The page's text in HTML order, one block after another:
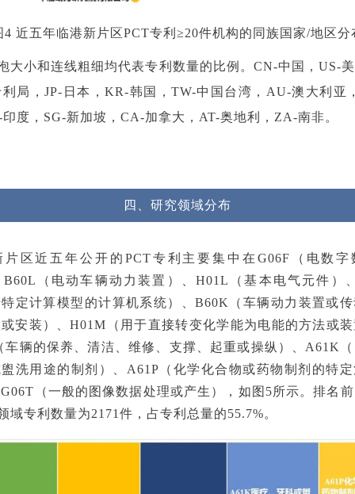
4 近五年临港新片区PCT专利≥20件机构的同族国家/地区分
大小和连线粗细均代表专利数量的比例。CN-中国，US-
局，JP-日本，KR-韩国，TW-中国台湾，AU-澳大利亚
度，SG-新加坡，CA-加拿大，AT-奥地利，ZA-南非。
四、研究领域分布
片区近五年公开的PCT专利主要集中在G06F（电数字
B60L（电动车辆动力装置）、H01L（基本电气元件）
定计算模型的计算机系统）、B60K（车辆动力装置或
安装）、H01M（用于直接转变化学能为电能的方法或
车辆的保养、清洁、维修、支撑、起重或操纵）、A61K
洗用途的制剂）、A61P（化学化合物或药物制剂的特
（一般的图像数据处理或产生），如图5所示。排名
域专利数量为2171件，占专利总量的55.7%。